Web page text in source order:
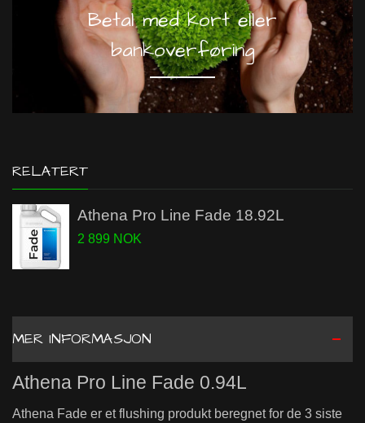
Betal med kort eller
bankoverføring
RELATERT
Athena Pro Line Fade 18.92L
2 899 NOK
MER INFORMASJON
Athena Pro Line Fade 0.94L
Athena Fade er et flushing produkt beregnet for de 3 siste